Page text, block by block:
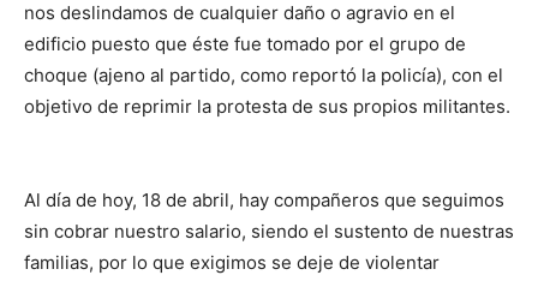
nos deslindamos de cualquier daño o agravio en el
edificio puesto que éste fue tomado por el grupo de
choque (ajeno al partido, como reportó la policía), con el
objetivo de reprimir la protesta de sus propios militantes.
Al día de hoy, 18 de abril, hay compañeros que seguimos
sin cobrar nuestro salario, siendo el sustento de nuestras
familias, por lo que exigimos se deje de violentar